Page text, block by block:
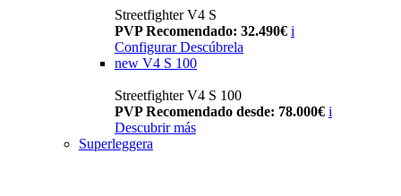
Streetfighter V4 S
PVP Recomendado: 32.490€ i
Configurar Descúbrela
new V4 S 100
Streetfighter V4 S 100
PVP Recomendado desde: 78.000€ i
Descubrir más
Superleggera